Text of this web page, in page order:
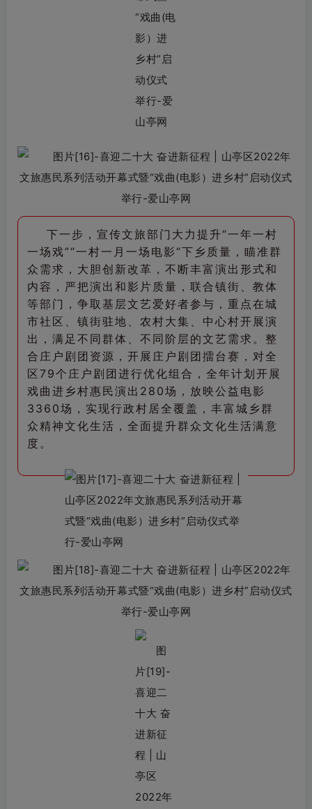
下一步，宣传文旅部门大力提升“一年一村
一场戏”“一村一月一场电影”下乡质量，瞄准群
众需求，大胆创新改革，不断丰富演出形式和
内容，严把演出和影片质量，联合镇街、教体
等部门，争取基层文艺爱好者参与，重点在城
市社区、镇街驻地、农村大集、中心村开展演
出，满足不同群体、不同阶层的文艺需求。整
合庄户剧团资源，开展庄户剧团擂台赛，对全
区79个庄户剧团进行优化组合，全年计划开展
戏曲进乡村惠民演出280场，放映公益电影
3360场，实现行政村居全覆盖，丰富城乡群
众精神文化生活，全面提升群众文化生活满意
度。